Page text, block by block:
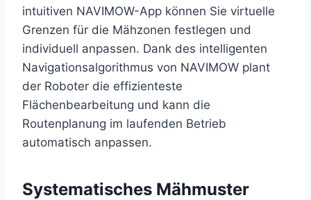
intuitiven NAVIMOW-App können Sie virtuelle
Grenzen für die Mähzonen festlegen und
individuell anpassen. Dank des intelligenten
Navigationsalgorithmus von NAVIMOW plant
der Roboter die effizienteste
Flächenbearbeitung und kann die
Routenplanung im laufenden Betrieb
automatisch anpassen.
Systematisches Mähmuster